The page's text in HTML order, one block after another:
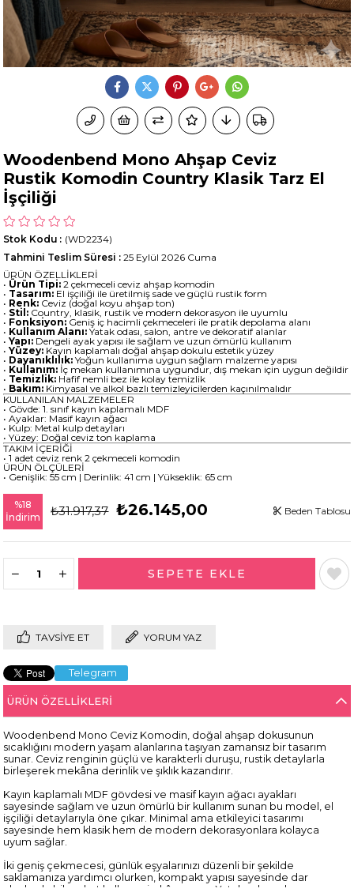
Woodenbend Mono Ahşap Ceviz
Rustik Komodin Country Klasik Tarz El
İşçiliği
(WD2234)
Stok Kodu
Tahmini Teslim Süresi : 25 Eylül 2026 Cuma
ÜRÜN ÖZELLİKLERİ
• Ürün Tipi: 2 çekmeceli ceviz ahşap komodin
• Tasarım: El işçiliği ile üretilmiş sade ve güçlü rustik form
• Renk: Ceviz (doğal koyu ahşap ton)
• Stil: Country, klasik, rustik ve modern dekorasyon ile uyumlu
• Fonksiyon: Geniş iç hacimli çekmeceleri ile pratik depolama alanı
• Kullanım Alanı: Yatak odası, salon, antre ve dekoratif alanlar
•Yapı: Dengeli ayak yapısı ile sağlam ve uzun ömürlü kullanım
•Yüzey: Kayın kaplamalı doğal ahşap dokulu estetik yüzey
• Dayanıklılık: Yoğun kullanıma uygun sağlam malzeme yapısı
• Kullanım: İç mekan kullanımına uygundur, dış mekan için uygun değildir
• Temizlik: Hafif nemli bez ile kolay temizlik
• Bakım: Kimyasal ve alkol bazlı temizleyicilerden kaçınılmalıdır
KULLANILAN MALZEMELER
• Gövde: 1. sınıf kayın kaplamalı MDF
• Ayaklar: Masif kayın ağacı
• Kulp: Metal kulp detayları
• Yüzey: Doğal ceviz ton kaplama
TAKIM İÇERİĞİ
• 1 adet ceviz renk 2 çekmeceli komodin
ÜRÜN ÖLÇÜLERİ
• Genişlik: 55 cm | Derinlik: 41 cm | Yükseklik: 65 cm
%18
İndirim
₺31.917,37 ₺26.145,00 Beden Tablosu
TAVSIYE ET YORUM YAZ
Telegram
ÜRÜN ÖZELLIKLERI
Woodenbend Mono Ceviz Komodin, doğal ahşap dokusunun
sıcaklığını modern yaşam alanlarına taşıyan zamansız bir tasarım
sunar. Ceviz renginin güçlü ve karakterli duruşu, rustik detaylarla
birleşerek mekâna derinlik ve şıklık kazandırır.
Kayın kaplamalı MDF gövdesi ve masif kayın ağacı ayakları
sayesinde sağlam ve uzun ömürlü bir kullanım sunan bu model, el
işçiliği detaylarıyla öne çıkar. Minimal ama etkileyici tasarımı
sayesinde hem klasik hem de modern dekorasyonlara kolayca
uyum sağlar.
İki geniş çekmecesi, günlük eşyalarınızı düzenli bir şekilde
saklamanıza yardımcı olurken, kompakt yapısı sayesinde dar
alanlarda bile rahat kullanım imkânı sunar. Yatak odasında